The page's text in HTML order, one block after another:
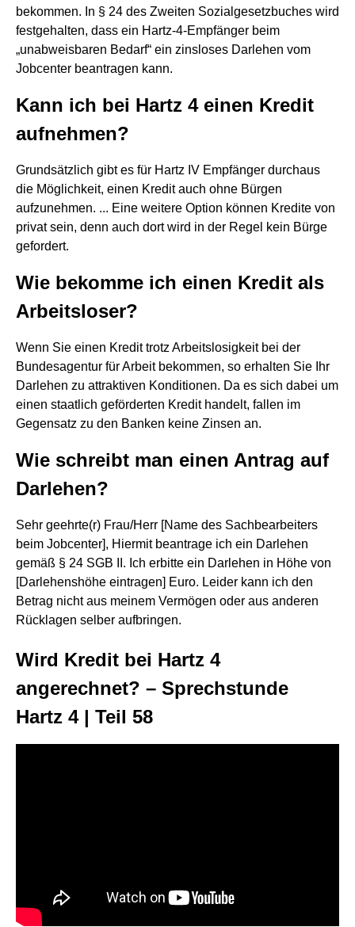
bekommen. In § 24 des Zweiten Sozialgesetzbuches wird
festgehalten, dass ein Hartz-4-Empfänger beim
„unabweisbaren Bedarf“ ein zinsloses Darlehen vom
Jobcenter beantragen kann.
Kann ich bei Hartz 4 einen Kredit
aufnehmen?
Grundsätzlich gibt es für Hartz IV Empfänger durchaus
die Möglichkeit, einen Kredit auch ohne Bürgen
aufzunehmen. ... Eine weitere Option können Kredite von
privat sein, denn auch dort wird in der Regel kein Bürge
gefordert.
Wie bekomme ich einen Kredit als
Arbeitsloser?
Wenn Sie einen Kredit trotz Arbeitslosigkeit bei der
Bundesagentur für Arbeit bekommen, so erhalten Sie Ihr
Darlehen zu attraktiven Konditionen. Da es sich dabei um
einen staatlich geförderten Kredit handelt, fallen im
Gegensatz zu den Banken keine Zinsen an.
Wie schreibt man einen Antrag auf
Darlehen?
Sehr geehrte(r) Frau/Herr [Name des Sachbearbeiters
beim Jobcenter], Hiermit beantrage ich ein Darlehen
gemäß § 24 SGB II. Ich erbitte ein Darlehen in Höhe von
[Darlehenshöhe eintragen] Euro. Leider kann ich den
Betrag nicht aus meinem Vermögen oder aus anderen
Rücklagen selber aufbringen.
Wird Kredit bei Hartz 4
angerechnet? – Sprechstunde
Hartz 4 | Teil 58